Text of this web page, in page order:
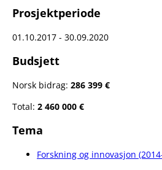
Prosjektperiode
01.10.2017 - 30.09.2020
Budsjett
Norsk bidrag: 286 399 €
Total: 2 460 000 €
Tema
Forskning og innovasjon